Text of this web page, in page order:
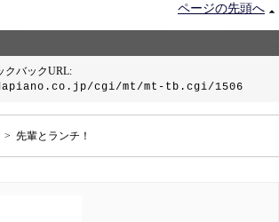
ページの先頭へ
クバックURL:
cgi/mt/mt-tb.cgi/1506
> 先輩とランチ！